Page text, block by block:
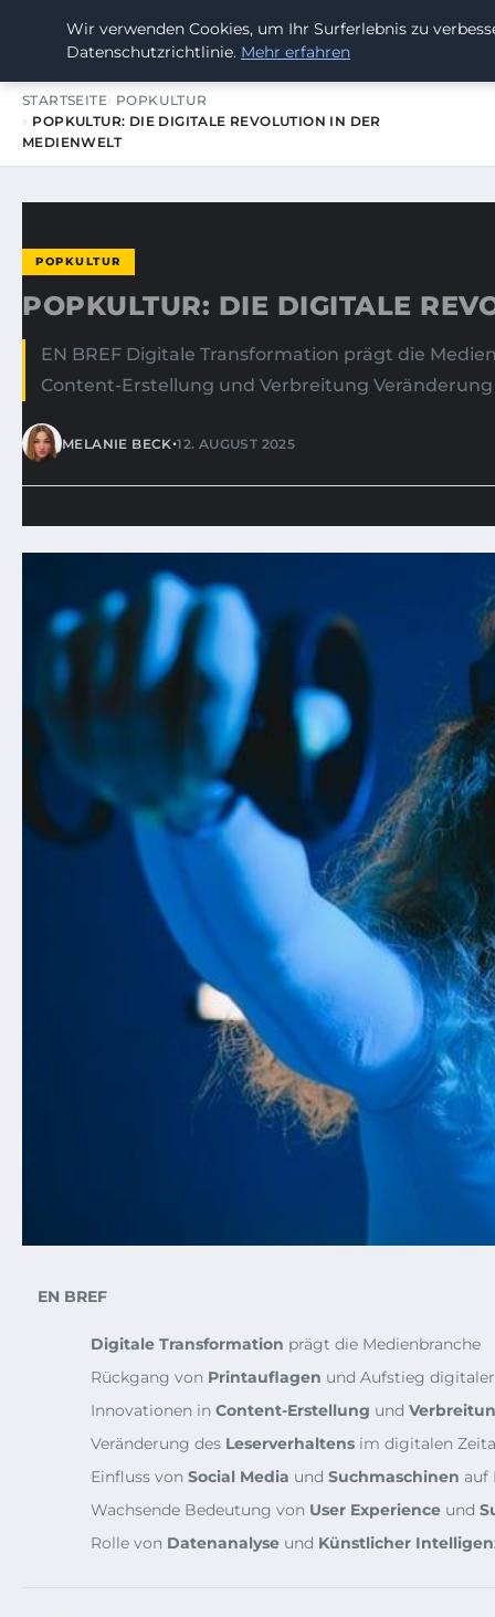
SUMMERBLAST FESTIVAL
STARTSEITE POPKULTUR
POPKULTUR: DIE DIGITALE REVOLUTION IN DER
MEDIENWELT
POPKULTUR
POPKULTUR: DIE DIGITALE
EN BREF Digitale Transformation prägt die
Content-Erstellung und Verbreitung
MELANIE BECK•12. AUGUST 2025
EN BREF
Digitale Transformation prägt die Medienbranche
Rückgang von Printauflagen und Aufstieg
Innovationen in Content-Erstellung und
Veränderung des Leserverhaltens im digitalen
Einfluss von Social Media und Suchmaschinen auf
Wachsende Bedeutung von User Experience und
Rolle von Datenanalyse und Künstlicher
Wir verwenden Cookies, um Ihr Surferlebnis zu
Datenschutzrichtlinie. Mehr erfahren